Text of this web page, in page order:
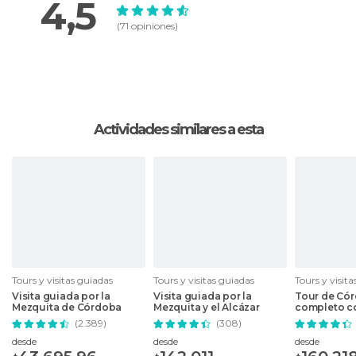
4,5 (71 opiniones)
Actividades similares a esta
Tours y visitas guiadas
Visita guiada por la
Mezquita de Córdoba
(2.389)
desde
Tours y visitas guiadas
Visita guiada por la
Mezquita y el Alcázar
(308)
desde
Tours y
Tour de
completo
desde